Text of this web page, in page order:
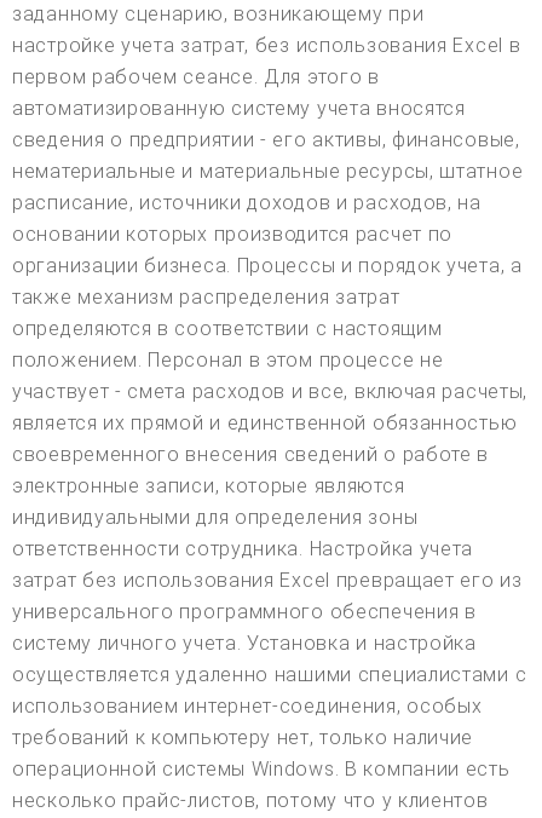
заданному сценарию, возникающему при
настройке учета затрат, без использования Excel в
первом рабочем сеансе. Для этого в
автоматизированную систему учета вносятся
сведения о предприятии - его активы, финансовые,
нематериальные и материальные ресурсы, штатное
расписание, источники доходов и расходов, на
основании которых производится расчет по
организации бизнеса. Процессы и порядок учета, а
также механизм распределения затрат
определяются в соответствии с настоящим
положением. Персонал в этом процессе не
участвует - смета расходов и все, включая расчеты,
является их прямой и единственной обязанностью
своевременного внесения сведений о работе в
электронные записи, которые являются
индивидуальными для определения зоны
ответственности сотрудника. Настройка учета
затрат без использования Excel превращает его из
универсального программного обеспечения в
систему личного учета. Установка и настройка
осуществляется удаленно нашими специалистами с
использованием интернет-соединения, особых
требований к компьютеру нет, только наличие
операционной системы Windows. В компании есть
несколько прайс-листов, потому что у клиентов